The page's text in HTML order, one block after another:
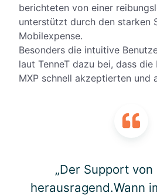
berichteten von einer
unterstützt durch den starken
Mobilexpense.
Besonders die intuitive
laut TenneT dazu bei, dass
MXP schnell akzeptierten und
„Der Support
herausragend.Wann